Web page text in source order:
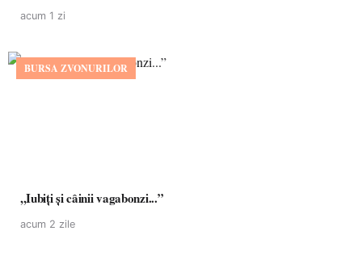
acum 1 zi
BURSA ZVONURILOR
,,Iubiți și câinii vagabonzi...”
acum 2 zile